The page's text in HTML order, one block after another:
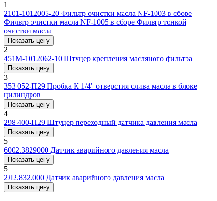
1
2101-1012005-20 Фильтр очистки масла NF-1003 в сборе
Фильтр очистки масла NF-1005 в сборе Фильтр тонкой
очистки масла
Показать цену
2
451М-1012062-10 Штуцер крепления масляного фильтра
Показать цену
3
353 052-П29 Пробка К 1/4" отверстия слива масла в блоке
цилиндров
Показать цену
4
298 400-П29 Штуцер переходный датчика давления масла
Показать цену
5
6002.3829000 Датчик аварийного давления масла
Показать цену
5
2Л2.832.000 Датчик аварийного давления масла
Показать цену